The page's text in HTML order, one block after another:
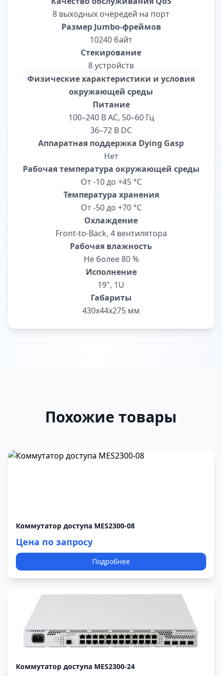
8 выходных очередей на порт
Размер Jumbo-фреймов
10240 байт
Стекирование
8 устройств
Физические характеристики и условия
окружающей среды
Питание
100–240 В АС, 50–60 Гц
36–72 В DC
Аппаратная поддержка Dying Gasp
Нет
Рабочая температура окружающей среды
От -10 до +45 °С
Температура хранения
От -50 до +70 °С
Охлаждение
Front-to-Back, 4 вентилятора
Рабочая влажность
Не более 80 %
Исполнение
19", 1U
Габариты
430x44x275 мм
Похожие товары
Коммутатор доступа MES2300-08
Цена по запросу
Подробнее
Коммутатор доступа MES2300-24